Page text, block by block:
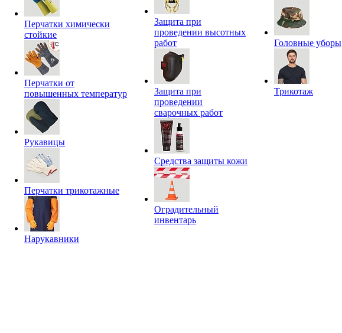
Перчатки химически
стойкие
Перчатки от
повышенных температур
Рукавицы
Перчатки трикотажные
Нарукавники
Защита при
проведении высотных
работ
Защита при
проведении
сварочных работ
Средства защиты кожи
Оградительный
инвентарь
Головные уборы
Трикотаж